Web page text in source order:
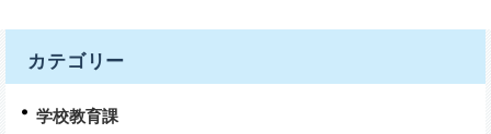
カテゴリー
学校教育課